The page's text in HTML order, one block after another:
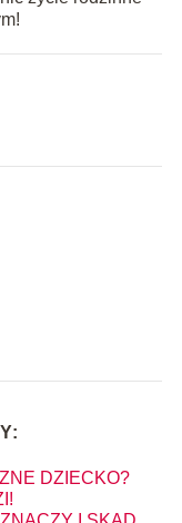
DZIECKO?